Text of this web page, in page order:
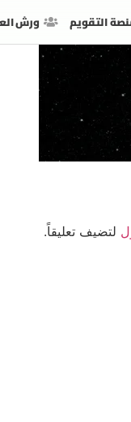
التقويم ورش
لتضيف تعليقاً.